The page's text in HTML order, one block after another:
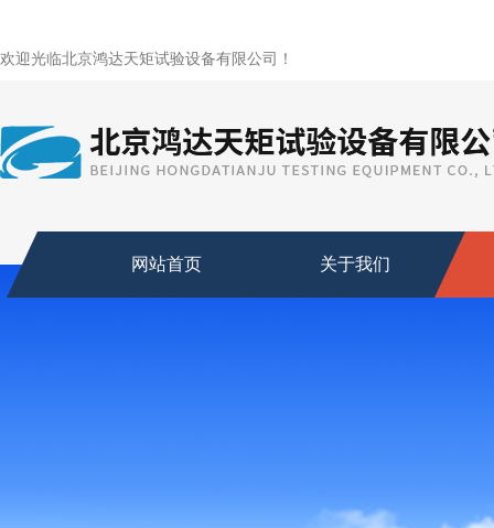
欢迎光临北京鸿达天矩试验设备有限公司！
网站首页 关于我们